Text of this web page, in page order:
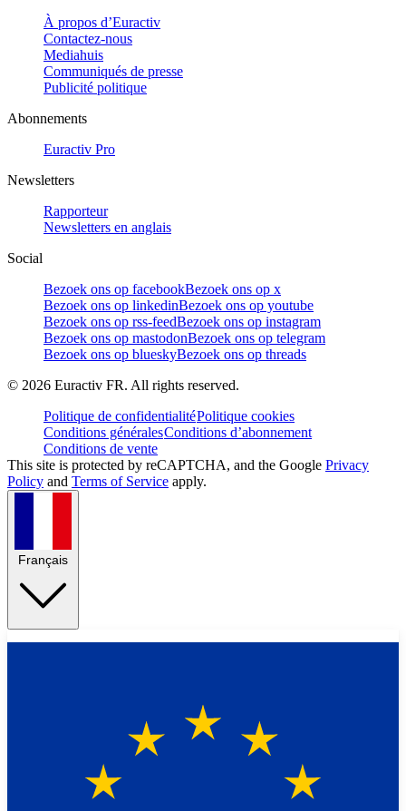
À propos d’Euractiv
Contactez-nous
Mediahuis
Communiqués de presse
Publicité politique
Abonnements
Euractiv Pro
Newsletters
Rapporteur
Newsletters en anglais
Social
Bezoek ons op facebookBezoek ons op x
Bezoek ons op linkedinBezoek ons op youtube
Bezoek ons op rss-feedBezoek ons op instagram
Bezoek ons op mastodonBezoek ons op telegram
Bezoek ons op blueskyBezoek ons op threads
© 2026 Euractiv FR. All rights reserved.
Politique de confidentialitéPolitique cookies
Conditions généralesConditions d’abonnement
Conditions de vente
This site is protected by reCAPTCHA, and the Google Privacy
Policy and Terms of Service apply.
Français